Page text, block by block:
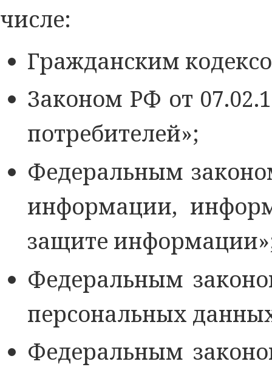
числе:
Гражданским
Законом РФ от
потребителей»;
Федеральным
информации,
защите
Федеральным
персональных
Федеральным